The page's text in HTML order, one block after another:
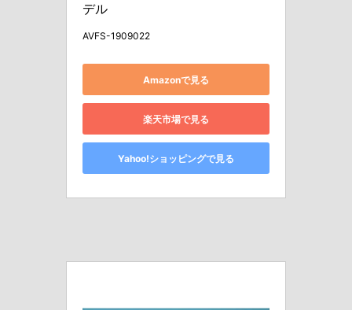
デル
AVFS-1909022
Amazonで見る
楽天市場で見る
Yahoo!ショッピングで見る